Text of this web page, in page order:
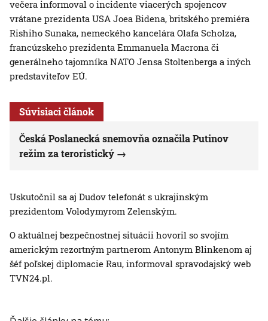
večera informoval o incidente viacerých spojencov
vrátane prezidenta USA Joea Bidena, britského premiéra
Rishiho Sunaka, nemeckého kancelára Olafa Scholza,
francúzskeho prezidenta Emmanuela Macrona či
generálneho tajomníka NATO Jensa Stoltenberga a iných
predstaviteľov EÚ.
Súvisiaci článok
Česká Poslanecká snemovňa označila Putinov
režim za teroristický
Uskutočnil sa aj Dudov telefonát s ukrajinským
prezidentom Volodymyrom Zelenským.
O aktuálnej bezpečnostnej situácii hovoril so svojím
americkým rezortným partnerom Antonym Blinkenom aj
šéf poľskej diplomacie Rau, informoval spravodajský web
TVN24.pl.